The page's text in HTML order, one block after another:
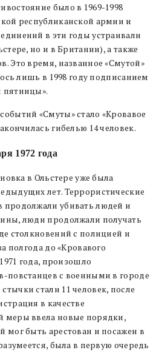
было в 1969-1998
республиканской армии и
в эти годы устраивали
но и в Британии), а также
Это время, названное «Смутой»
лишь в 1998 году подписанием
пятницы».
«Смуты» стало «Кровавое
гибелью 14 человек.
1972 года
в Ольстере уже была
лет. Террористические
продолжали убивать людей и
люди продолжали получать
столкновений с полицией и
полгода до «Кровавого
года, произошло
повстанцев с военными в городе
стали 11 человек, после
в качестве
меры ввела новые порядки,
мог быть арестован и посажен в
была в первую очередь